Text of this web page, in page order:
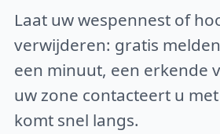
Laat uw wespennest of
verwijderen: gratis
een minuut, een erkende
uw zone contacteert u
komt snel langs.